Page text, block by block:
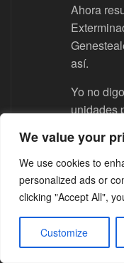
We value your
We use cookies to
personalized ads or
clicking "Accept All",
Customize
Ahora
así.
Yo no
unidades
los GI
plasma/
sean lo
picar
cualquier